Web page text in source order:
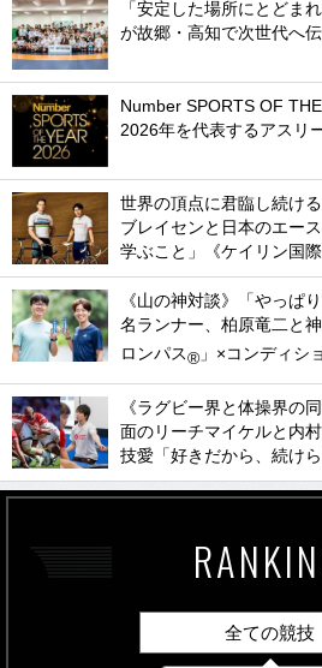
「安定した場所にとどま
が故郷・高知で次世代へ
Number SPORTS OF
2026年を代表するアスリ
世界の頂点に君臨し続け
ブレイセンと日本のエー
学ぶこと」《ケイリン国
《山の神対談》「やっぱ
名ランナー、柏原竜二と
ロンパス® 」×コンディシ
《ラグビー界と体操界の
面のリーチマイケルと内
技愛「好きだから、続けら
全ての競技